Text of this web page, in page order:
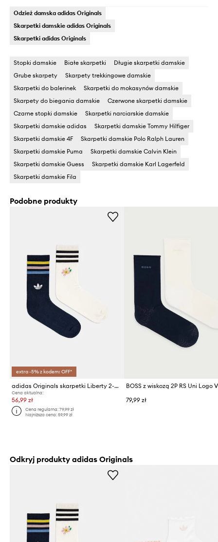
Odzież damska adidas Originals
Skarpetki damskie adidas Originals
Skarpetki adidas Originals
Stopki damskie Białe skarpetki
Długie skarpetki damskie
Grube skarpety
Skarpety trekkingowe damskie
Skarpetki do balerinek
Skarpetki do mokasynów damskie
Skarpety do biegania damskie
Czerwone skarpetki damskie
Czarne stopki damskie
Skarpetki narciarskie damskie
Skarpetki damskie adidas
Skarpetki damskie Tommy Hilfiger
Skarpetki damskie 4F
Skarpetki damskie Polo Ralph Lauren
Skarpetki damskie Puma
Skarpetki damskie Calvin Klein
Skarpetki damskie Guess
Skarpetki damskie Karl Lagerfeld
Skarpetki damskie Fila
Podobne produkty
extra -5% z kodem: OFF*
adidas Originals skarpetki Liberty 2-pack
Cena aktualna:
56,99 zł
Cena regularna:79,99 zł
Najniższa cena:59,99 zł
79,99 zł
Odkryj produkty adidas Originals